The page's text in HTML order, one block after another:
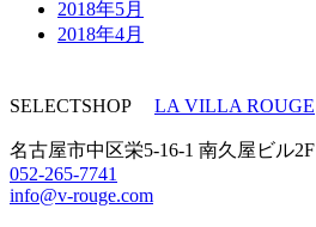
2018年5月
2018年4月
SELECTSHOP LA VILLA ROUGE
名古屋市中区栄5-16-1 南久屋ビル2F
052-265-7741
info@v-rouge.com